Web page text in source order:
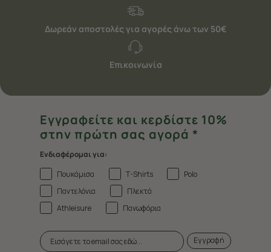
Δωρεάν αποστολές για αγορές άνω των 50€
Επικοινωνία
Εγγραφείτε και κερδίστε 10%
στην πρώτη σας αγορά *
Ενδιαφέρομαι για:
Πουκάμισα
T-Shirts
Polo
Παντελόνια
Πλεκτά
Athleisure
Πανωφόρια
Εγγραφή